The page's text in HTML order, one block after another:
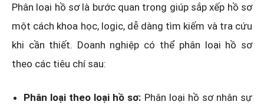
Phân loại hồ sơ là bước quan trọng giúp sắp xếp hồ sơ
một cách khoa học, logic, dễ dàng tìm kiếm và tra cứu
khi cần thiết. Doanh nghiệp có thể phân loại hồ sơ
theo các tiêu chí sau:
Phân loại theo loại hồ sơ: Phân loại hồ sơ nhân sự